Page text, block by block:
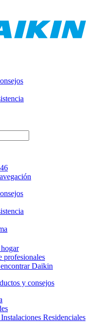
profesionales
Daikin
y consejos
Residenciales